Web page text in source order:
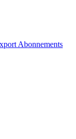
Abonnements